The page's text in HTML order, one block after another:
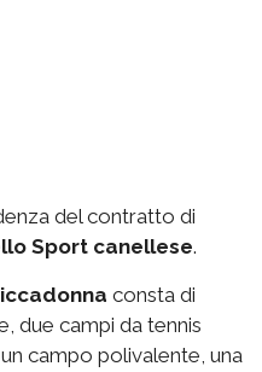
del contratto di
Sport canellese.
consta di
due campi da tennis
campo polivalente, una